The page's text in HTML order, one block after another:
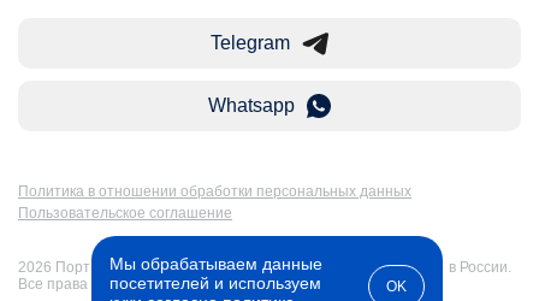
Telegram
Whatsapp
Политика в отношении обработки персональных данных
Пользовательское соглашение
2026 Портал Бакалавр-Магистр: дистанционное образование в России.
Все права защищены
Мы обрабатываем данные
посетителей и используем
OK